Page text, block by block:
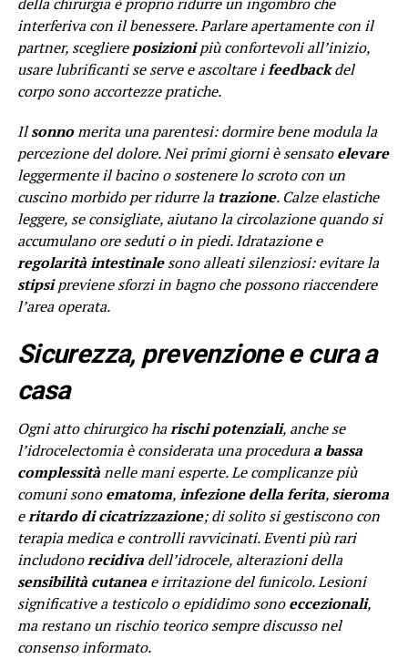
interferiva con il benessere. Parlare apertamente con il
partner, scegliereposizionipiù confortevoli all’inizio,
usare lubrificanti se serve e ascoltare ifeedbackdel
corpo sono accortezze pratiche.
Ilsonnomerita una parentesi: dormire bene modula la
percezione del dolore. Nei primi giorni è sensatoelevare
leggermente il bacino o sostenere lo scroto con un
cuscino morbido per ridurre latrazione. Calze elastiche
leggere, se consigliate, aiutano la circolazione quando si
accumulano ore seduti o in piedi. Idratazione e
regolarità intestinalesono alleati silenziosi: evitare la
stipsipreviene sforzi in bagno che possono riaccendere
l’area operata.
Sicurezza, prevenzione e cura a
casa
Ogni atto chirurgico harischi potenziali, anche se
l’idrocelectomia è considerata una proceduraa bassa
complessitànelle mani esperte. Le complicanze più
comuni sonoematoma,infezione della ferita,sieroma
eritardo di cicatrizzazione; di solito si gestiscono con
terapia medica e controlli ravvicinati. Eventi più rari
includonorecidivadell’idrocele, alterazioni della
sensibilità cutaneae irritazione del funicolo. Lesioni
significative a testicolo o epididimo sonoeccezionali,
ma restano un rischio teorico sempre discusso nel
consenso informato.